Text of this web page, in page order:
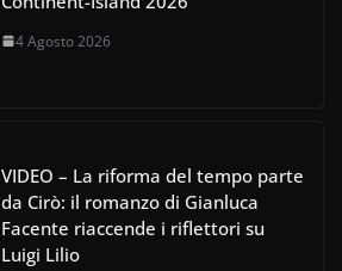
4 Agosto 2026
VIDEO – La riforma del tempo parte
da Cirò: il romanzo di Gianluca
Facente riaccende i riflettori su
Luigi Lilio